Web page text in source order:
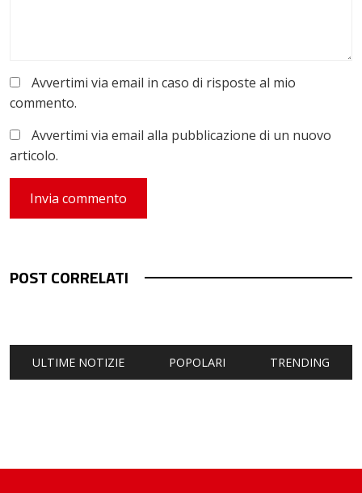
Avvertimi via email in caso di risposte al mio
commento.
Avvertimi via email alla pubblicazione di un nuovo
articolo.
POST CORRELATI
ULTIME NOTIZIE POPOLARI TRENDING